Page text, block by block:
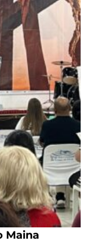
Maina